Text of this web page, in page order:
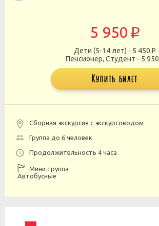
5 950 p
Дети (5-14 лет) - 5 450 p
Пенсионер, Студент - 5 950
Купить билет
Сборная экскурсия с экскурсоводом
Группа до 6 человек
Продолжительность 4 часа
Мини-группа
Автобусные